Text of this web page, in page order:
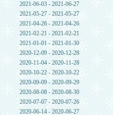
2021-06-03 - 2021-06-27
2021-05-27 - 2021-05-27
2021-04-26 - 2021-04-26
2021-02-21 - 2021-02-21
2021-01-01 - 2021-01-30
2020-12-09 - 2020-12-28
2020-11-04 - 2020-11-28
2020-10-22 - 2020-10-22
2020-09-09 - 2020-09-29
2020-08-08 - 2020-08-30
2020-07-07 - 2020-07-26
2020-06-14 - 2020-06-27